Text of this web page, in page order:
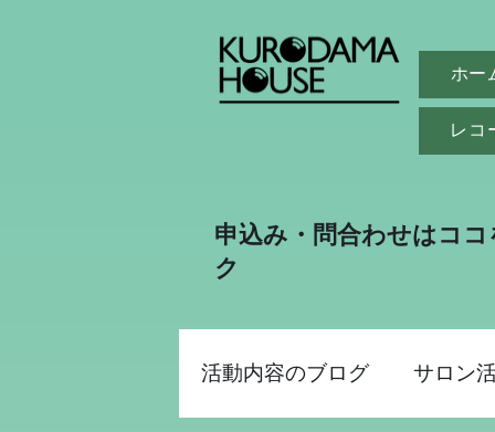
ホー
レコ
申込み・問合わせはコ
ク
活動内容のブログ サロン